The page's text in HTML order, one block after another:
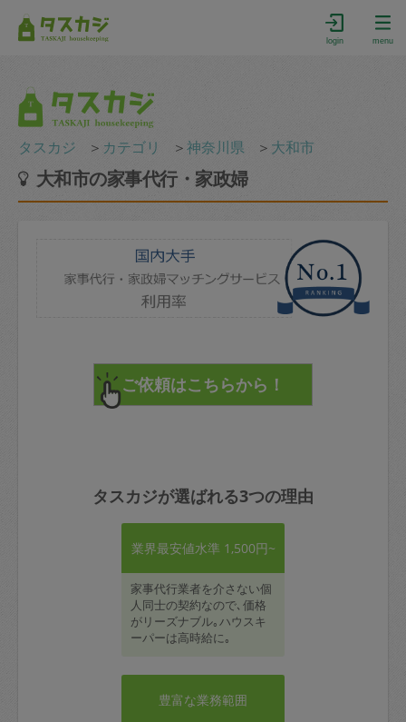
login menu
タスカジ ＞ カテゴリ ＞神奈川県 ＞ 大和市
大和市の家事代行・家政婦
タスカジが選ばれる3つの理由
業界最安値水準 1,500円~
家事代行業者を介さない個
人同士の契約なので､価格
がリーズナブル｡ハウスキ
ーパーは高時給に｡
豊富な業務範囲